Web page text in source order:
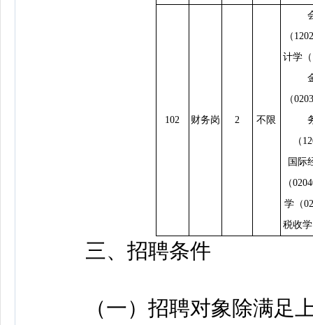
102 财务岗 2 不限
（
计学
（
（
国际
（
学（
税收
三、招聘条件
（一）招聘对象除满足上